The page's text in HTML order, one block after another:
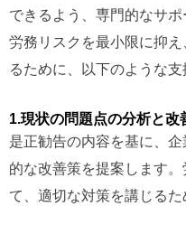
できるよう、専門的なサ
労務リスクを最小限に抑
るために、以下のような支
1.現状の問題点の分析と改
是正勧告の内容を基に、
的な改善策を提案します
て、適切な対策を講じるた